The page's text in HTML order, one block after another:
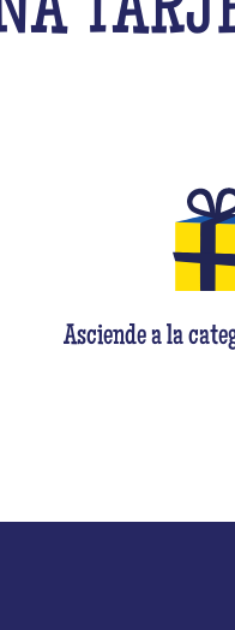
Asciende a la